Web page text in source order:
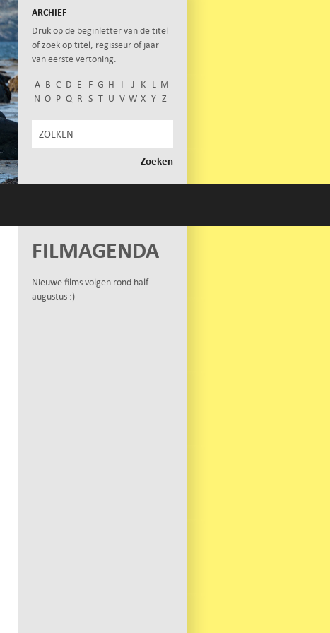
ARCHIEF
Druk op de beginletter van de titel
of zoek op titel, regisseur of jaar
van eerste vertoning.
A B C D E F G H I J K L M
N O P Q R S T U V W X Y Z
FILMAGENDA
Nieuwe films volgen rond half
augustus :)